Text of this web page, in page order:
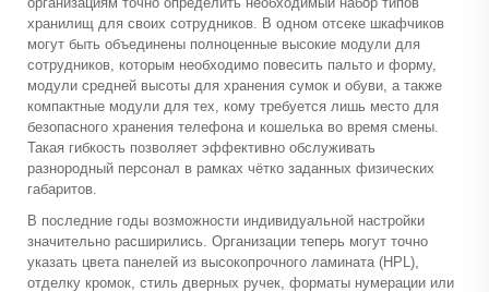
хранилищ для своих сотрудников. В одном отсеке шкафчиков
могут быть объединены полноценные высокие модули для
сотрудников, которым необходимо повесить пальто и форму,
модули средней высоты для хранения сумок и обуви, а также
компактные модули для тех, кому требуется лишь место для
безопасного хранения телефона и кошелька во время смены.
Такая гибкость позволяет эффективно обслуживать
разнородный персонал в рамках чётко заданных физических
габаритов.
В последние годы возможности индивидуальной настройки
значительно расширились. Организации теперь могут точно
указать цвета панелей из высокопрочного ламината (HPL),
отделку кромок, стиль дверных ручек, форматы нумерации или